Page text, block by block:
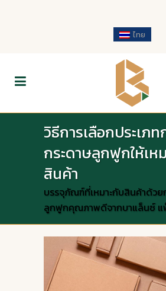
ไทย
วิธีการเลือกประเภ
กระดาษลูกฟูกให้เห
สินค้า
บรรจุภัณฑ์ที่เหมาะกับสินค้าด้วย
ลูกฟูกคุณภาพดีจากบาแล็นซ์